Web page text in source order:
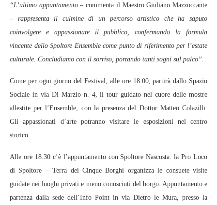
“L’ultimo appuntamento –commenta il Maestro Giuliano Mazzoccante
– rappresenta il culmine di un percorso artistico che ha saputo
coinvolgere e appassionare il pubblico, confermando la formula
vincente dello Spoltore Ensemble come punto di riferimento per l’estate
culturale. Concludiamo con il sorriso, portando tanti sogni sul palco”.
Come per ogni giorno del Festival, alle ore 18:00, partirà dallo Spazio
Sociale in via Di Marzio n. 4, il tour guidato nel cuore delle mostre
allestite per l’Ensemble, con la presenza del Dottor Matteo Colazilli.
Gli appassionati d’arte potranno visitare le esposizioni nel centro
storico.
Alle ore 18.30 c’è l’appuntamento con Spoltore Nascosta: la Pro Loco
di Spoltore – Terra dei Cinque Borghi organizza le consuete visite
guidate nei luoghi privati e meno conosciuti del borgo. Appuntamento e
partenza dalla sede dell’Info Point in via Dietro le Mura, presso la